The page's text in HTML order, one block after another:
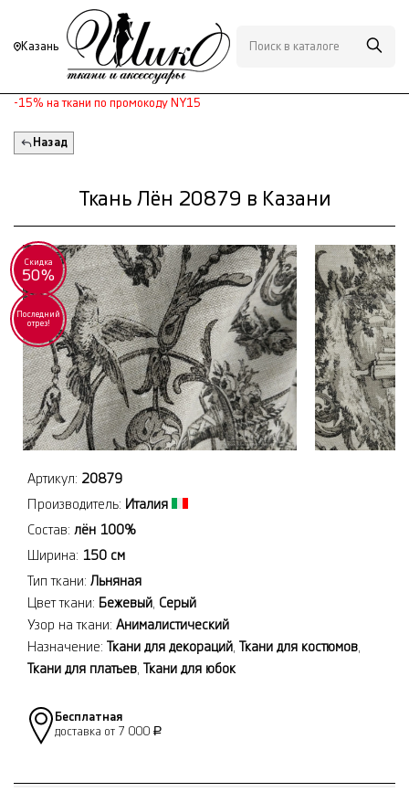
Казань
-15% на ткани по промокоду NY15
Назад
Ткань Лён 20879 в Казани
Скидка
50%
Последний
отрез!
Артикул: 20879
Производитель: Италия
Состав: лён 100%
Ширина: 150 см
Тип ткани: Льняная
Цвет ткани: Бежевый Серый
Узор на ткани: Анималистический
Назначение: Ткани для декораций Ткани для костюмов
Ткани для платьев Ткани для юбок
Бесплатная
доставка от 7 000 Р